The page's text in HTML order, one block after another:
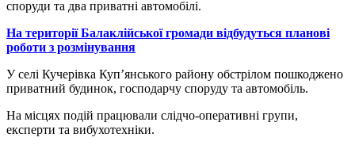
споруди та два приватні автомобілі.
На території Балаклійської громади відбудуться планові
роботи з розмінування
У селі Кучерівка Куп’янського району обстрілом пошкоджено
приватний будинок, господарчу споруду та автомобіль.
На місцях подій працювали слідчо-оперативні групи,
експерти та вибухотехніки.